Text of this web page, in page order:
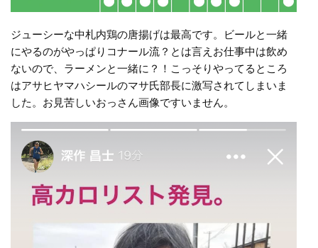
ジューシーな中札内鶏の唐揚げは最高です。ビールと一緒
にやるのがやっぱりコナール流？とは言えお仕事中は飲め
ないので、ラーメンと一緒に？！こっそりやってるところ
はアサヒヤマハシールのマサ氏部長に激写されてしまいま
した。お見苦しいおっさん画像ですいません。